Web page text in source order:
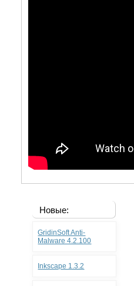
Новые:
GridinSoft Anti-
Malware 4.2.100
Inkscape 1.3.2